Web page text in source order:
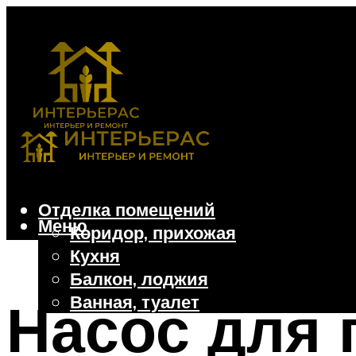
Отделка помещений
Коридор, прихожая
Кухня
Балкон, лоджия
Ванная, туалет
Дачные и частные дома
Отделочные материалы
Меню
Насос для